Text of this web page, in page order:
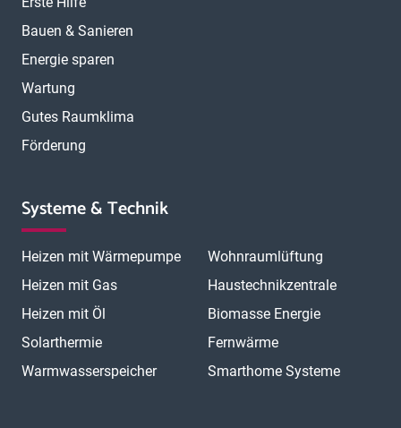
Bauen & Sanieren
Energie sparen
Wartung
Gutes Raumklima
Förderung
Systeme & Technik
Heizen mit Wärmepumpe
Heizen mit Gas
Heizen mit Öl
Solarthermie
Warmwasserspeicher
Wohnraumlüftung
Haustechnikzentrale
Biomasse Energie
Fernwärme
Smarthome Systeme